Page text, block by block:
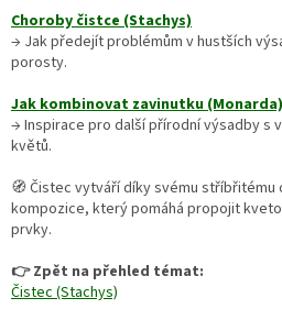
Choroby čistce (Stachys)
→ Jak předejít problémům v hustších
porosty.
Jak kombinovat zavinutku (Monarda)
→ Inspirace pro další přírodní výsadby s
květů.
🧭 Čistec vytváří díky svému stříbřitému
kompozice, který pomáhá propojit
prvky.
👉 Zpět na přehled témat:
Čistec (Stachys)